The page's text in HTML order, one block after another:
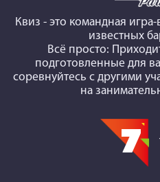
Квиз - это командная
известных
Всё просто:
подготовленные для
соревнуйтесь с другими
на
7